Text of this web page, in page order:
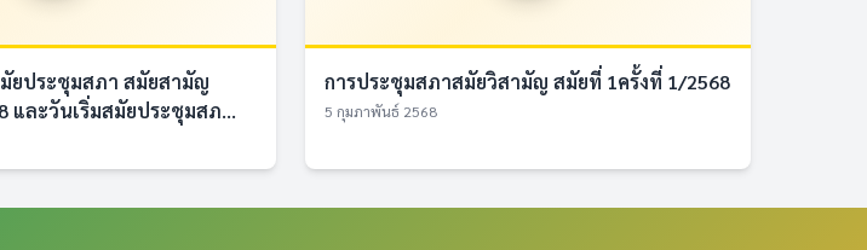
ยประชุมสภา สมัยสามัญ
และวันเริ่มสมัยประชุมสภ...
การประชุม​สภาสมัยวิสามัญ​ สมัยที่ 1ครั้งที่ 1/2568
5 กุมภาพันธ์ 2568